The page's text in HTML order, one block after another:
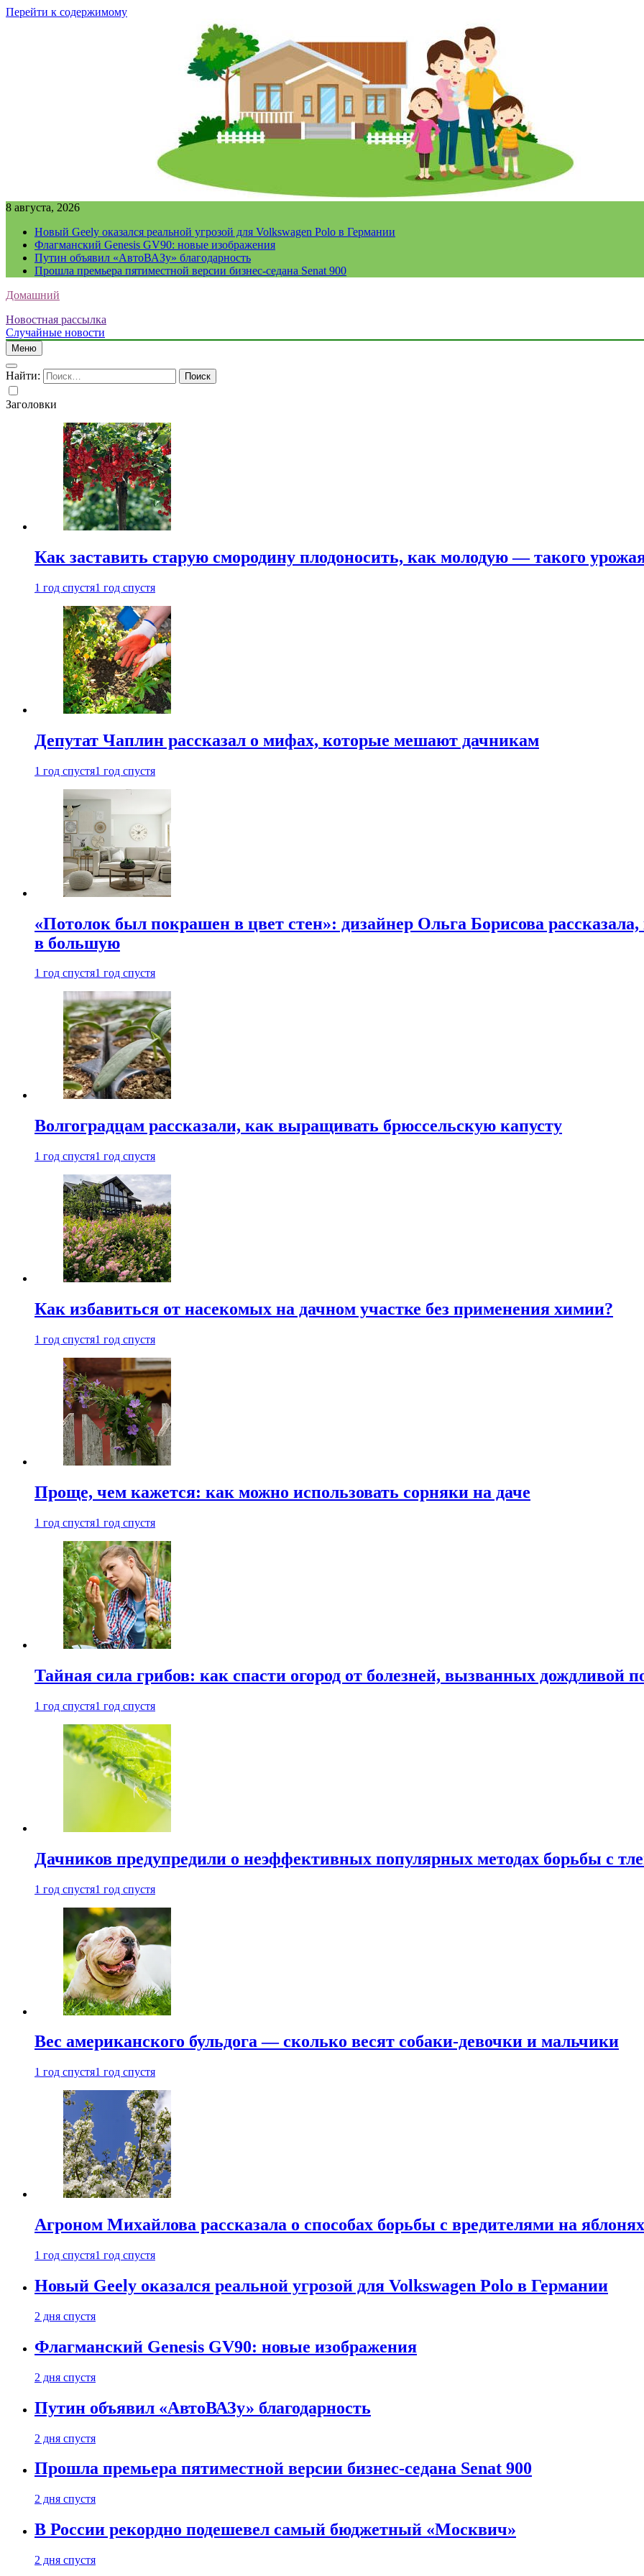
Перейти к содержимому
8 августа, 2026
Новый Geely оказался реальной угрозой для Volkswagen Polo в Германии
Флагманский Genesis GV90: новые изображения
Путин объявил «АвтоВАЗу» благодарность
Прошла премьера пятиместной версии бизнес-седана Senat 900
Домашний
Новостная рассылка
Случайные новости
Меню
Найти:
Заголовки
Как заставить старую смородину плодоносить, как молодую — такого
1 год спустя1 год спустя
Депутат Чаплин рассказал о мифах, которые мешают дачникам
1 год спустя1 год спустя
«Потолок был покрашен в цвет стен»: дизайнер Ольга Борисова
в большую
1 год спустя1 год спустя
Волгоградцам рассказали, как выращивать брюссельскую капусту
1 год спустя1 год спустя
Как избавиться от насекомых на дачном участке без применения химии?
1 год спустя1 год спустя
Проще, чем кажется: как можно использовать сорняки на даче
1 год спустя1 год спустя
Тайная сила грибов: как спасти огород от болезней, вызванных дождливой
1 год спустя1 год спустя
Дачников предупредили о неэффективных популярных методах борьбы с
1 год спустя1 год спустя
Вес американского бульдога — сколько весят собаки-девочки и мальчики
1 год спустя1 год спустя
Агроном Михайлова рассказала о способах борьбы с вредителями на яблонях
1 год спустя1 год спустя
Новый Geely оказался реальной угрозой для Volkswagen Polo в Германии
2 дня спустя
Флагманский Genesis GV90: новые изображения
2 дня спустя
Путин объявил «АвтоВАЗу» благодарность
2 дня спустя
Прошла премьера пятиместной версии бизнес-седана Senat 900
2 дня спустя
В России рекордно подешевел самый бюджетный «Москвич»
2 дня спустя